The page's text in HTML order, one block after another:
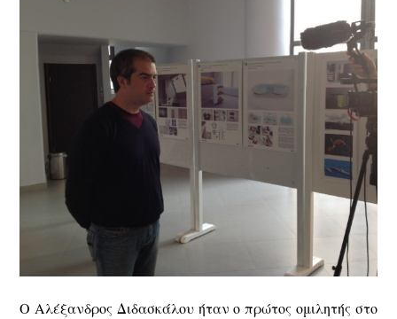
Ο Αλέξανδρος Διδασκάλου ήταν ο πρώτος ομιλητής στο